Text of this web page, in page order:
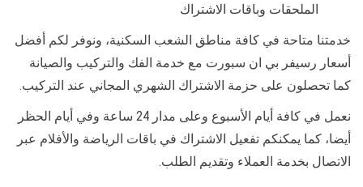
الملحقات وباقات الاشتراك
خدمتنا متاحة في كافة مناطق الشعب السكنية، ونوفر لكم أفضل
أسعار رسيفر بي ان سبورت مع خدمة الفك والتركيب والصيانة
كما تحصلون على حزمة الاشتراك الشهري المجاني عند التركيب.
نعمل في كافة أيام الأسبوع وعلى مدار 24 ساعة وفي أيام الحظر
أيضا، كما يمكنكم تفعيل الاشتراك في باقات الرياضة والأفلام عبر
الاتصال بخدمة العملاء وتقديم الطلب.